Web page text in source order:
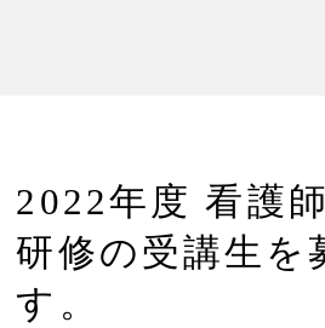
2022年度 看護
研修の受講生を
す。